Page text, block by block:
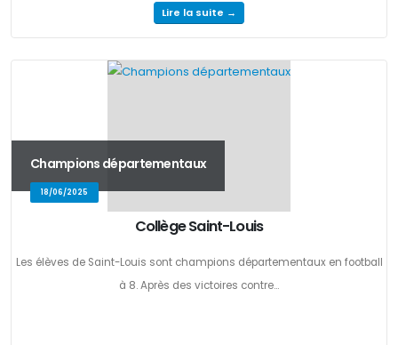
Lire la suite →
Champions départementaux
18/06/2025
Collège Saint-Louis
Les élèves de Saint-Louis sont champions départementaux en football
à 8. Après des victoires contre...